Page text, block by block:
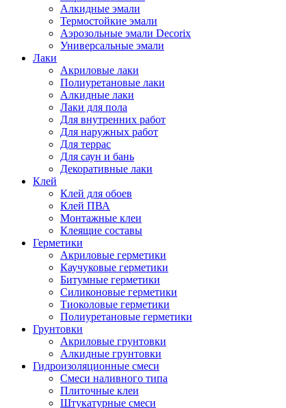
Алкидные эмали
Термостойкие эмали
Аэрозольные эмали Decorix
Универсальные эмали
Лаки
Акриловые лаки
Полиуретановые лаки
Алкидные лаки
Лаки для пола
Для внутренних работ
Для наружных работ
Для террас
Для саун и бань
Декоративные лаки
Клей
Клей для обоев
Клей ПВА
Монтажные клеи
Клеящие составы
Герметики
Акриловые герметики
Каучуковые герметики
Битумные герметики
Силиконовые герметики
Тиоколовые герметики
Полиуретановые герметики
Грунтовки
Акриловые грунтовки
Алкидные грунтовки
Гидроизоляционные смеси
Смеси наливного типа
Плиточные клеи
Штукатурные смеси